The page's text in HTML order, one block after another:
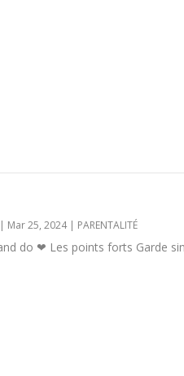
| Mar 25, 2024| PARENTALITÉ
do ❤ Les points forts Garde